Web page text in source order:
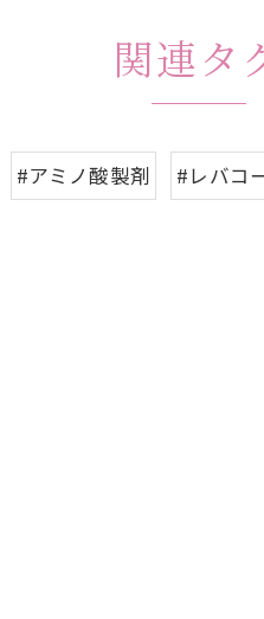
関連タ
#アミノ酸製剤 #レバコ